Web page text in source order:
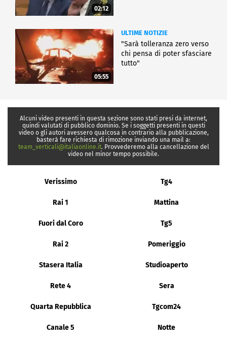
02:12
05:55
ULTIME NOTIZIE
"Sarà tolleranza zero verso
chi pensa di poter sfasciare
tutto"
Alcuni video presenti in questa sezione sono stati presi da internet,
quindi valutati di pubblico dominio. Se i soggetti presenti in questi
video o gli autori avessero qualcosa in contrario alla pubblicazione,
basterà fare richiesta di rimozione inviando una mail a:
team_verticali@italiaonline.it. Provvederemo alla cancellazione del
video nel minor tempo possibile.
Verissimo Tg4
Rai 1 Mattina
Fuori dal Coro Tg5
Rai 2 Pomeriggio
Stasera Italia Studioaperto
Rete 4 Sera
Quarta Repubblica Tgcom24
Canale 5 Notte